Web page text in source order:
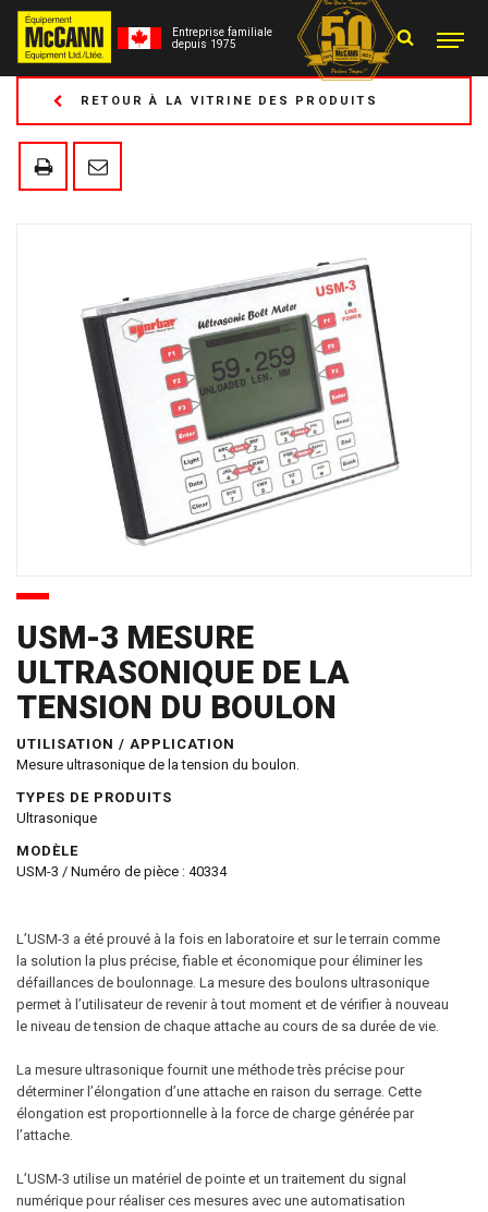
Entreprise familiale
depuis 1975
RETOUR À LA VITRINE DES PRODUITS
USM-3 MESURE
ULTRASONIQUE DE LA
TENSION DU BOULON
UTILISATION / APPLICATION
Mesure ultrasonique de la tension du boulon.
TYPES DE PRODUITS
Ultrasonique
MODÈLE
USM-3 / Numéro de pièce : 40334
L’USM-3 a été prouvé à la fois en laboratoire et sur le terrain comme
la solution la plus précise, fiable et économique pour éliminer les
défaillances de boulonnage. La mesure des boulons ultrasonique
permet à l’utilisateur de revenir à tout moment et de vérifier à nouveau
le niveau de tension de chaque attache au cours de sa durée de vie.
La mesure ultrasonique fournit une méthode très précise pour
déterminer l’élongation d’une attache en raison du serrage. Cette
élongation est proportionnelle à la force de charge générée par
l’attache.
L’USM-3 utilise un matériel de pointe et un traitement du signal
numérique pour réaliser ces mesures avec une automatisation